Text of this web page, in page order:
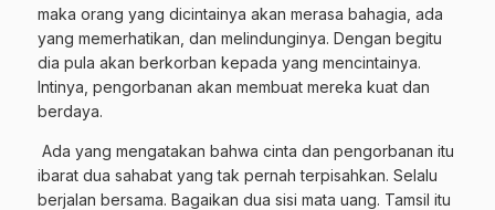
maka orang yang dicintainya akan merasa bahagia, ada
yang memerhatikan, dan melindunginya. Dengan begitu
dia pula akan berkorban kepada yang mencintainya.
Intinya, pengorbanan akan membuat mereka kuat dan
berdaya.
Ada yang mengatakan bahwa cinta dan pengorbanan itu
ibarat dua sahabat yang tak pernah terpisahkan. Selalu
berjalan bersama. Bagaikan dua sisi mata uang. Tamsil itu